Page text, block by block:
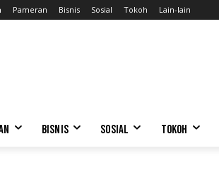
Pameran Bisnis Sosial Tokoh Lain-lain
BISNIS SOSIAL TOKOH